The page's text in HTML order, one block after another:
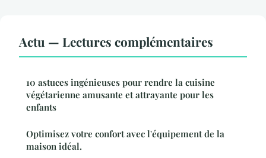
Actu — Lectures complémentaires
10 astuces ingénieuses pour rendre la cuisine
végétarienne amusante et attrayante pour les
enfants
Optimisez votre confort avec l'équipement de la
maison idéal.